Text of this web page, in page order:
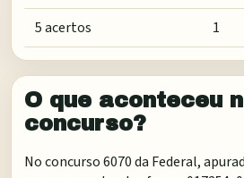
5 acertos
1
O que aconteceu
concurso?
No concurso 6070 da Federal,